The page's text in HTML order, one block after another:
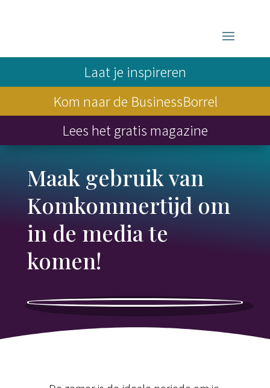
Laat je inspireren
Kom naar de BusinessBorrel
Lees het gratis magazine
Maak gebruik van
Komkommertijd om
in de media te
komen!